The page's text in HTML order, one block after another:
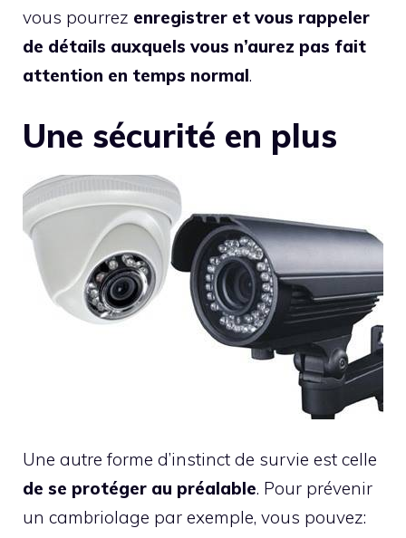
vous pourrez enregistrer et vous rappeler
de détails auxquels vous n’aurez pas fait
attention en temps normal.
Une sécurité en plus
Une autre forme d’instinct de survie est celle
de se protéger au préalable. Pour prévenir
un cambriolage par exemple, vous pouvez: